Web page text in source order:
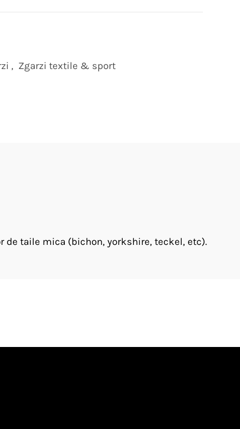
, Zgarzi textile & sport
de taile mica (bichon, yorkshire, teckel, etc).